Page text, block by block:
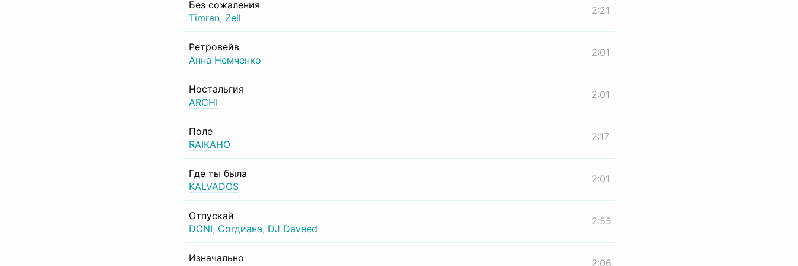
Без сожаления
Timran, Zell
2:21
Ретровейв
Анна Немченко
2:01
Ностальгия
ARCHI
2:01
Поле
RAIKAHO
2:17
Где ты была
KALVADOS
2:01
Отпускай
DONI, Согдиана, DJ Daveed
2:55
Изначально
2:06